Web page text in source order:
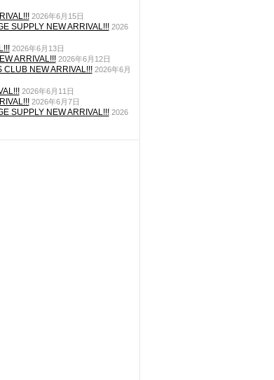
2026年6月15日
SUPPLY NEW ARRIVAL!!! 2026
2026年6月13日
ARRIVAL!!! 2026年6月12日
CLUB NEW ARRIVAL!!! 2026年6月
2026年6月11日
2026年6月7日
SUPPLY NEW ARRIVAL!!! 2026